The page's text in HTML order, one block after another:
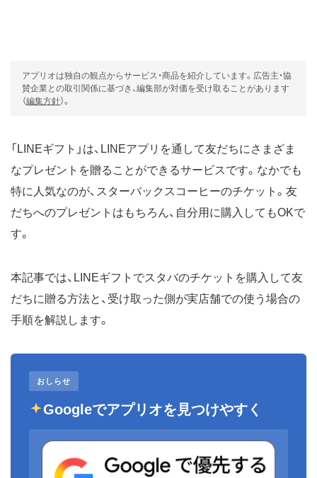
アプリオは独自の観点からサービス・商品を紹介しています。広告主・協
賛企業との取引関係に基づき、編集部が対価を受け取ることがあります
（編集方針）。
「LINEギフト」は、LINEアプリを通して友だちにさまざま
なプレゼントを贈ることができるサービスです。なかでも
特に人気なのが、スターバックスコーヒーのチケット。友
だちへのプレゼントはもちろん、自分用に購入してもOKで
す。
本記事では、LINEギフトでスタバのチケットを購入して友
だちに贈る方法と、受け取った側が実店舗での使う場合の
手順を解説します。
おしらせ
Googleでアプリオを見つけやすく